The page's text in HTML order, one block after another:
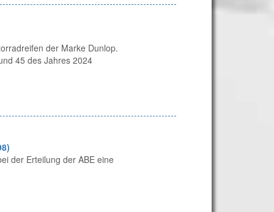
der Marke Dunlop.
45 des Jahres 2024
der Erteilung der ABE eine